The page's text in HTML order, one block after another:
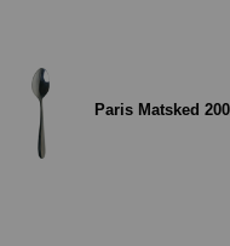
Paris Matsked